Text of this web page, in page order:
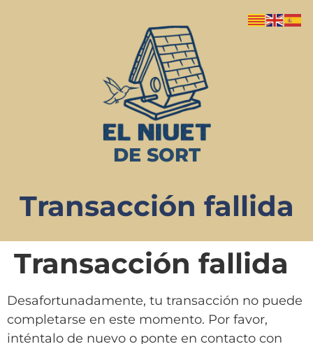
DE SORT
Transacción fallida
Transacción fallida
Desafortunadamente, tu transacción no puede
completarse en este momento. Por favor,
inténtalo de nuevo o ponte en contacto con